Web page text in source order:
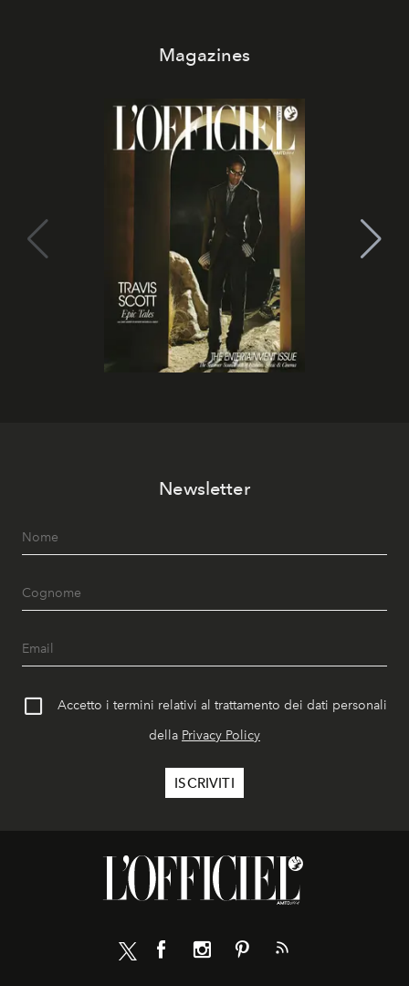
Magazines
Newsletter
Accetto i termini relativi al trattamento dei dati personali
della Privacy Policy